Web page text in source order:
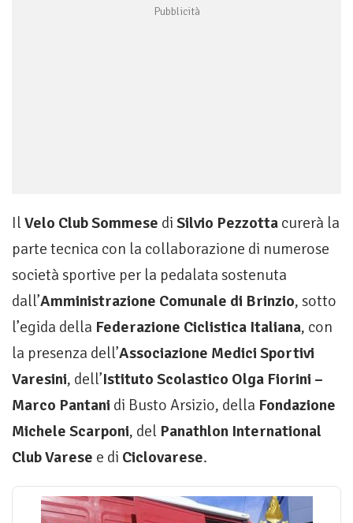
IlVelo Club Sommese di Silvio Pezzotta curerà la
parte tecnica con la collaborazione di numerose
società sportive per la pedalata sostenuta
dall’Amministrazione Comunale di Brinzio, sotto
l’egida della Federazione Ciclistica Italiana, con
la presenza dell’Associazione Medici Sportivi
Varesini, dell’Istituto Scolastico Olga Fiorini –
Marco Pantani di Busto Arsizio, della Fondazione
Michele Scarponi, del Panathlon International
Club Varese e di Ciclovarese.